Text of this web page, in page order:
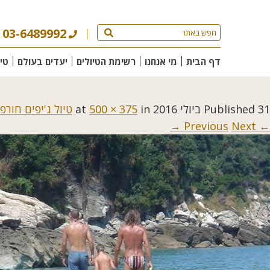
03-6489992
דף הבית מי אנחנו רשימת הטיולים יעדים בעולם
Published 31 ביולי 2016 500 × 375 in
טיול ג'יפים
← Previous
Next →